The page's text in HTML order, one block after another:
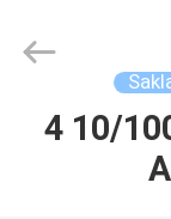
RUMAH
4 10/